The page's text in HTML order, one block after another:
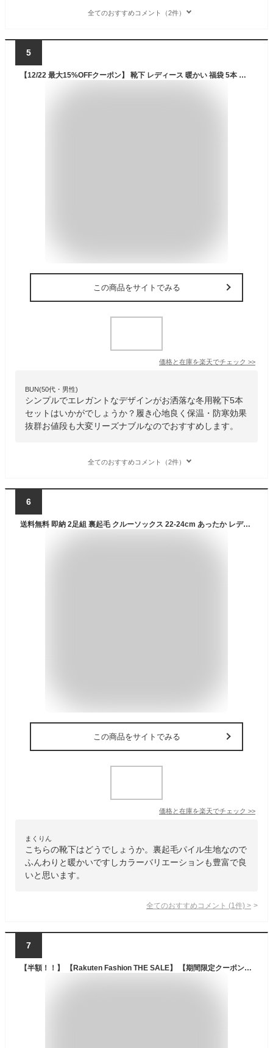
全てのおすすめコメント（2件）
5
【12/22 最大15%OFFクーポン】 靴下 レディース 暖かい 福袋 5本 セット クルー丈 おしゃれ ロークルー ソックス 冬 冬用 冷えとり カラフル 大人かわいい ポカポカソックス 冷房対策 保温 厚手 防寒 冷え 冷え性対策 レディースソックス 5足 厚地 無地
この商品をサイトでみる
価格と在庫を楽天でチェック >>
BUN(50代・男性)
シンプルでエレガントなデザインがお洒落な冬用靴下5本
セットはいかがでしょうか？履き心地良く保温・防寒効果
抜群お値段も大変リーズナブルなのでおすすめします。
全てのおすすめコメント（2件）
6
送料無料 即納 2足組 裏起毛 クルーソックス 22-24cm あったか レディース靴下 パイルソックス クルー丈 婦人 足元 暖かい あったかい 冷え性 寒がり 防寒 ぽかぽか やさしくて快適な履き心地 秋冬 あったかソックス あったか裏起毛パイルクルーソックス 冬用ソックス
この商品をサイトでみる
価格と在庫を楽天でチェック >>
まくりん
こちらの靴下はどうでしょうか。裏起毛パイル生地なので
ふんわりと暖かいですしカラーバリエーションも豊富で良
いと思います。
全てのおすすめコメント (1 件) >
7
【半額！！】 【Rakuten Fashion THE SALE】 【期間限定クーポンあり】【4枚セット】 黒 ベージュ SNSで話題 裏起毛ソックス 1200デニール 特殊製法 ソックス レディース 美脚 保温 伸縮性 裏起毛 厚手 防寒 暖かい 柔らかい 寒さ対策 極厚 極暖 冬